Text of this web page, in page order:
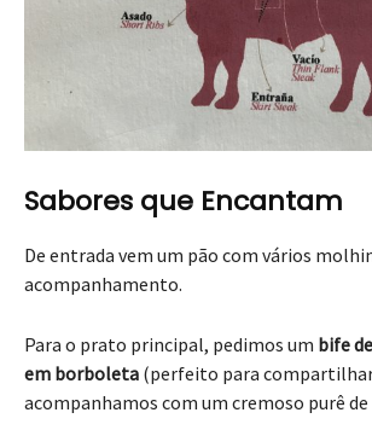
Sabores que Encantam
De entrada vem um pão com vários
acompanhamento.
Para o prato principal, pedimos um bife
em borboleta (perfeito para
acompanhamos com um cremoso purê